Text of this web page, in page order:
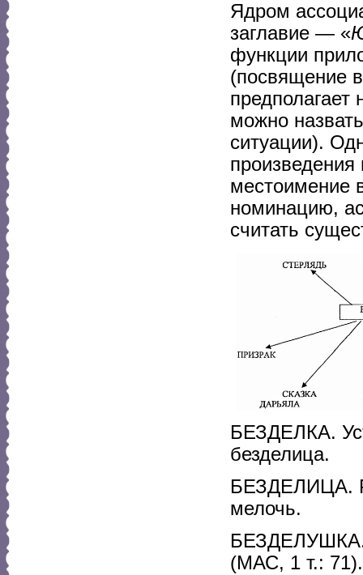
Ядром
заглавие — «
функции
(посвящение
можно
ситуации).
произведения
местоимение
номинацию,
считать
БЕЗДЕЛКА.
безделица.
БЕЗДЕЛИЦА.
мелочь.
БЕЗДЕЛУШКА.
(МАС, 1 т.: 71).